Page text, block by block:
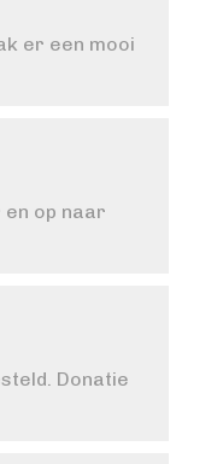
er een mooi
op naar
Donatie